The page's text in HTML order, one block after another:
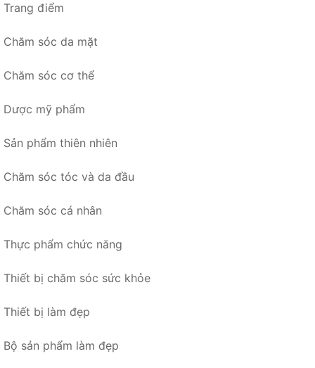
Trang điểm
Chăm sóc da mặt
Chăm sóc cơ thể
Dược mỹ phẩm
Sản phẩm thiên nhiên
Chăm sóc tóc và da đầu
Chăm sóc cá nhân
Thực phẩm chức năng
Thiết bị chăm sóc sức khỏe
Thiết bị làm đẹp
Bộ sản phẩm làm đẹp